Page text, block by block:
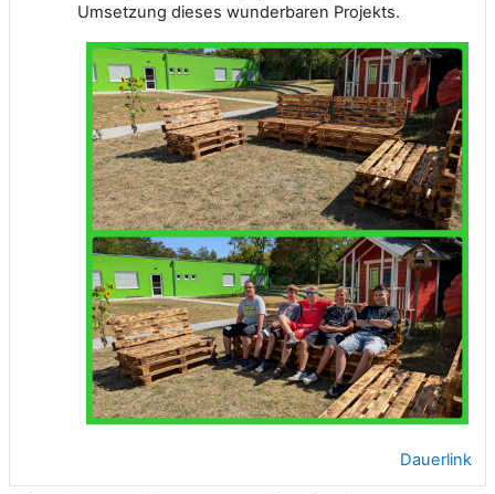
Umsetzung dieses wunderbaren Projekts.
Dauerlink